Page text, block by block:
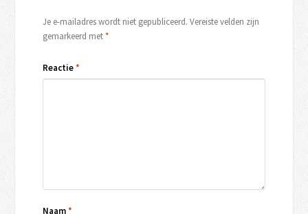
Je e-mailadres wordt niet gepubliceerd. Vereiste velden zijn
gemarkeerd met*
Reactie*
Naam*